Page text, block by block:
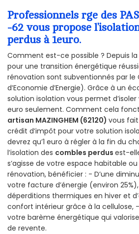
Professionnels rge des
-62 vous propose
perdus à 1euro.
Comment est-ce possible ? Depuis la
pour une transition énergétique
rénovation sont subventionnés par le
d’Economie d’Energie). Grâce à un
solution isolation vous permet d’isoler
euro seulement. Comment cela
artisan MAZINGHEM (62120) vous
crédit d’impôt pour votre solution
devrez qu’1 euro à régler à la fin du
l’isolation des combles perdus est-
s’agisse de votre espace habitable
rénovation, bénéficier : - D’une
votre facture d’énergie (environ
déperditions thermiques en hiver et
confort intérieur grâce à la cellulose,
votre barème énergétique qui
de revente.